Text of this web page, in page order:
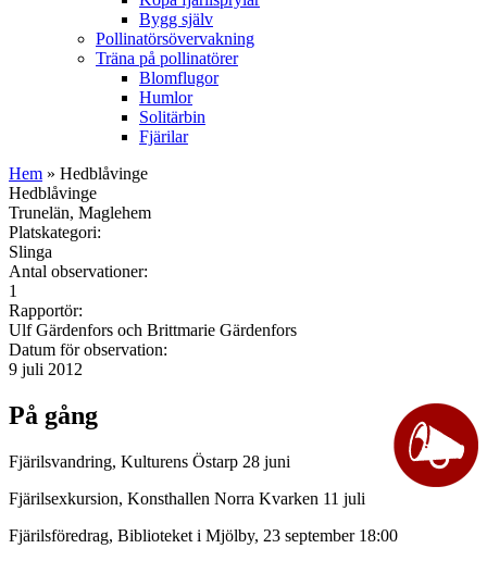
Bygg själv
Pollinatörsövervakning
Träna på pollinatörer
Blomflugor
Humlor
Solitärbin
Fjärilar
Hem » Hedblåvinge
Hedblåvinge
Trunelän, Maglehem
Platskategori:
Slinga
Antal observationer:
1
Rapportör:
Ulf Gärdenfors och Brittmarie Gärdenfors
Datum för observation:
9 juli 2012
På gång
Fjärilsvandring, Kulturens Östarp 28 juni
Fjärilsexkursion, Konsthallen Norra Kvarken 11 juli
Fjärilsföredrag, Biblioteket i Mjölby, 23 september 18:00